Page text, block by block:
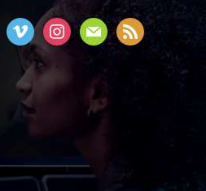
vimeoinstagram
mail rss